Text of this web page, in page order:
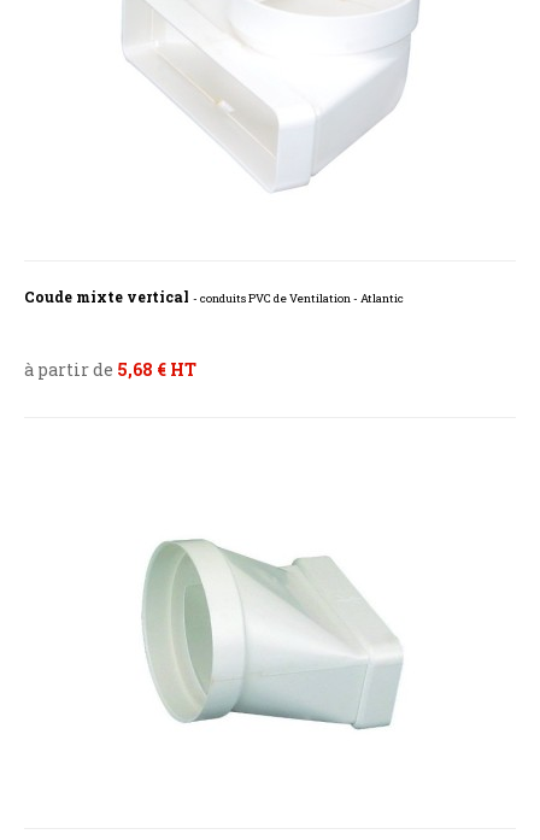
Coude mixte vertical - conduits PVC de Ventilation - Atlantic
à partir de 5,68 € HT